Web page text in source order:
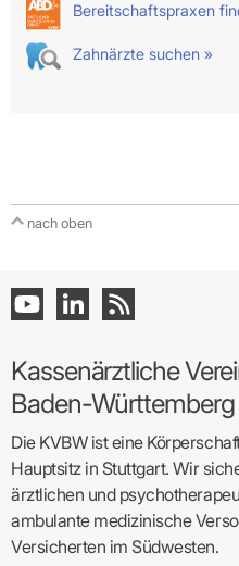
Bereitschaftspraxen
Zahnärzte suchen »
nach oben
Kassenärztliche
Baden-Württemberg
Die KVBW ist eine
Hauptsitz in Stuttgart. Wir
ärztlichen und
ambulante medizinische
Versicherten im Südwesten.